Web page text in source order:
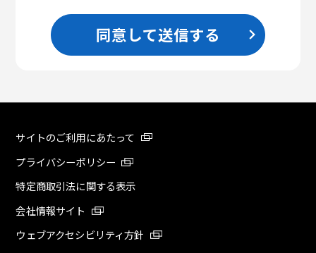
同意して送信する
サイトのご利用にあたって
プライバシーポリシー
特定商取引法に関する表示
会社情報サイト
ウェブアクセシビリティ方針